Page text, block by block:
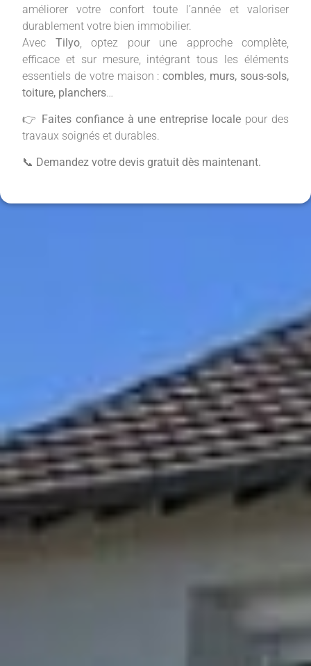
améliorer votre confort toute l’année et valoriser
durablement votre bien immobilier.
Avec Tilyo, optez pour une approche complète,
efficace et sur mesure, intégrant tous les éléments
essentiels de votre maison :combles, murs, sous-sols,
toiture, planchers
👉 Faites confiance à une entreprise locale pour des
travaux soignés et durables.
📞 Demandez votre devis gratuit dès maintenant.